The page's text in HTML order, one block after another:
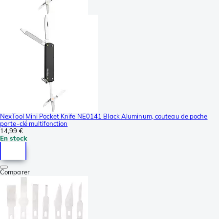
NexTool Mini Pocket Knife NE0141 Black Aluminum, couteau de poche
porte-clé multifonction
14,99 €
En stock
Comparer